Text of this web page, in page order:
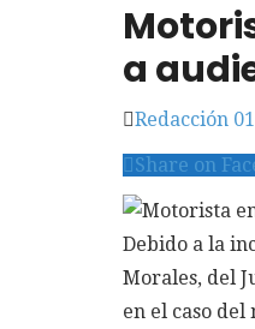
a
Redacción 01
Share on
Debido a la
Morales, del
en el caso